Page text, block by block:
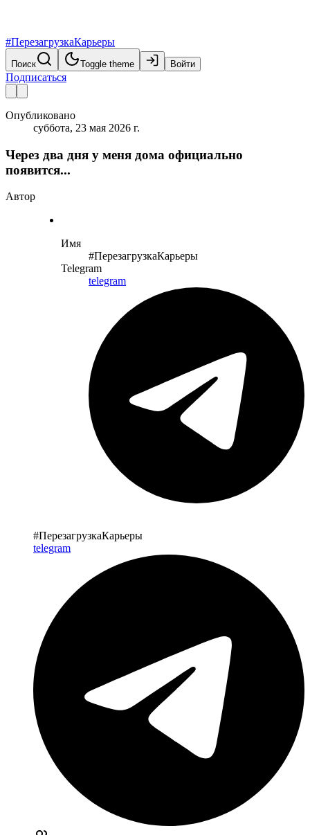
#ПерезагрузкаКарьеры
Поиск Toggle theme Войти
Подписаться
Опубликовано
суббота, 23 мая 2026 г.
Через два дня у меня дома официально
появится...
Автор
Имя
#ПерезагрузкаКарьеры
Telegram
telegram
#ПерезагрузкаКарьеры
telegram